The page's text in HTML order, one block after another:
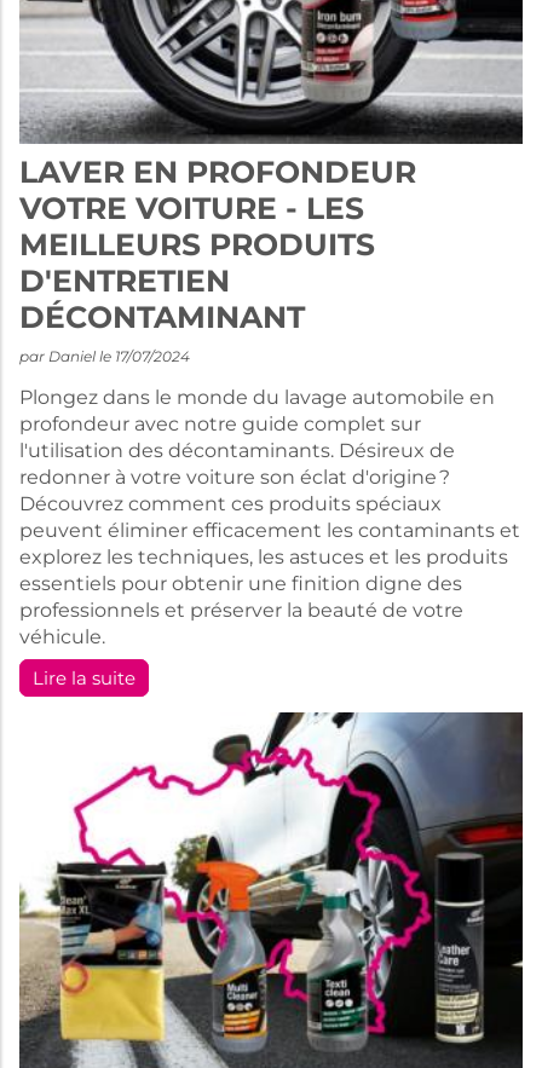
LAVER EN PROFONDEUR
VOTRE VOITURE - LES
MEILLEURS PRODUITS
D'ENTRETIEN
DÉCONTAMINANT
par Daniel le 17/07/2024
Plongez dans le monde du lavage automobile en
profondeur avec notre guide complet sur
l'utilisation des décontaminants. Désireux de
redonner à votre voiture son éclat d'origine ?
Découvrez comment ces produits spéciaux
peuvent éliminer efficacement les contaminants et
explorez les techniques, les astuces et les produits
essentiels pour obtenir une finition digne des
professionnels et préserver la beauté de votre
véhicule.
Lire la suite